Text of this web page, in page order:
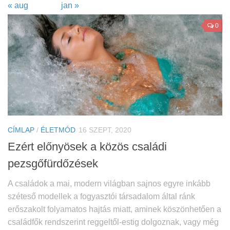
« aug jan »
0
CÍMLAP / ÉLETMÓD 16 SZEPT, 2020
Ezért előnyösek a közös családi
pezsgőfürdőzések
A családok a mai, modern világban sajnos egyre inkább
széteső modellek a fogyasztói társadalom által ránk
erőszakolt folyamatos hajtás miatt, aminek köszönhetően a
családfők rendszerint reggeltől-estig dolgoznak, vagy még